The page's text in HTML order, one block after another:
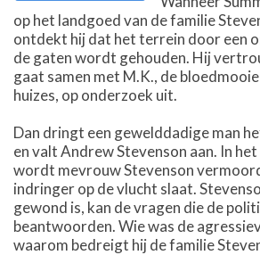
op het landgoed van de familie
ontdekt hij dat het terrein door een
de gaten wordt gehouden. Hij
gaat samen met M.K., de
huizes, op onderzoek uit.
Dan dringt een gewelddadige man
en valt Andrew Stevenson aan. In
wordt mevrouw Stevenson
indringer op de vlucht slaat.
gewond is, kan de vragen die de
beantwoorden. Wie was de
waarom bedreigt hij de familie